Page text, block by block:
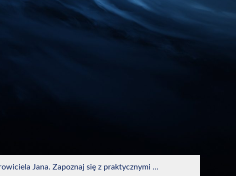
Jana. Zapoznaj się z praktycznymi ...